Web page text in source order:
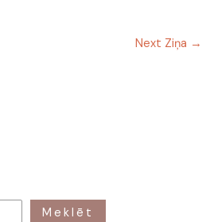
Next Ziņa →
Meklēt